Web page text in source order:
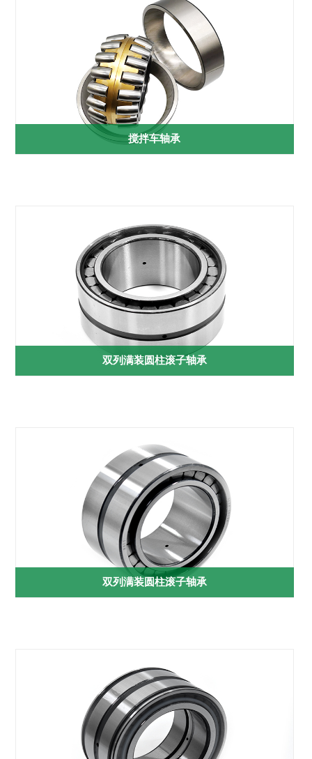
搅拌车轴承
双列满装圆柱滚子轴承
双列满装圆柱滚子轴承